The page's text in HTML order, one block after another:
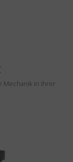
Mechanik in ihrer